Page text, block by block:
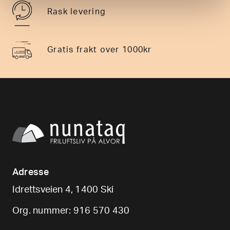
Rask levering
Gratis frakt over 1000kr
Adresse
Idrettsveien 4, 1400 Ski
Org. nummer: 916 570 430